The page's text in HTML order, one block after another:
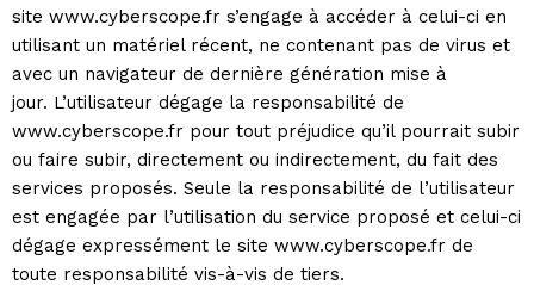
site www.cyberscope.fr s’engage à accéder à celui-ci en
utilisant un matériel récent, ne contenant pas de virus et
avec un navigateur de dernière génération mise à
jour. L’utilisateur dégage la responsabilité de
www.cyberscope.fr pour tout préjudice qu’il pourrait subir
ou faire subir, directement ou indirectement, du fait des
services proposés. Seule la responsabilité de l’utilisateur
est engagée par l’utilisation du service proposé et celui-ci
dégage expressément le site www.cyberscope.fr de
toute responsabilité vis-à-vis de tiers.